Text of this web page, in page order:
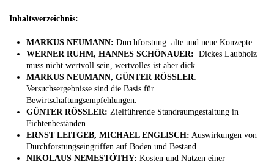
Inhaltsverzeichnis:
MARKUS NEUMANN: Durchforstung: alte und neue Konzepte.
WERNER RUHM, HANNES SCHÖNAUER: Dickes Laubholz
muss nicht wertvoll sein, wertvolles ist aber dick.
MARKUS NEUMANN, GÜNTER RÖSSLER:
Versuchsergebnisse sind die Basis für
Bewirtschaftungsempfehlungen.
GÜNTER RÖSSLER: Zielführende Standraumgestaltung in
Fichtenbeständen.
ERNST LEITGEB, MICHAEL ENGLISCH: Auswirkungen von
Durchforstungseingriffen auf Boden und Bestand.
NIKOLAUS NEMESTÓTHY: Kosten und Nutzen einer